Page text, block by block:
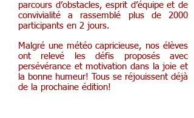
parcours d’obstacles, esprit d’équipe et de
convivialité a rassemblé plus de 2000
participants en 2 jours.
Malgré une météo capricieuse, nos élèves
ont relevé les défis proposés avec
persévérance et motivation dans la joie et
la bonne humeur! Tous se réjouissent déjà
de la prochaine édition!